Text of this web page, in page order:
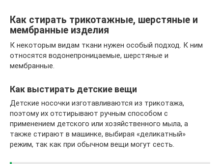
Как стирать трикотажные, шерстяные и
мембранные изделия
К некоторым видам ткани нужен особый подход. К ним
относятся водонепроницаемые, шерстяные и
мембранные.
Как выстирать детские вещи
Детские носочки изготавливаются из трикотажа,
поэтому их отстирывают ручным способом с
применением детского или хозяйственного мыла, а
также стирают в машинке, выбирая «деликатный»
режим, так как при обычном вещи могут сесть.